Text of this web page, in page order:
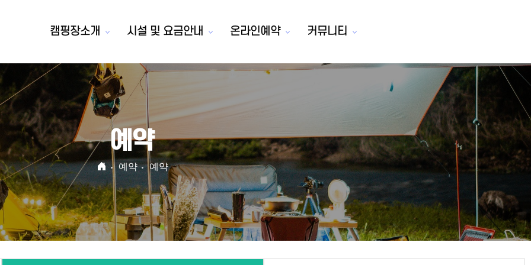
캠핑장소개 시설 및 요금안내 온라인예약 커뮤니티
예약
예약 예약